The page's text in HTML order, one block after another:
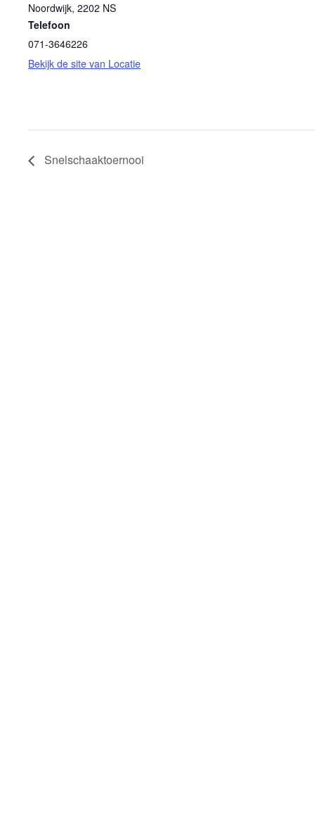
Noordwijk, 2202 NS
Telefoon
071-3646226
Bekijk de site van Locatie
Snelschaaktoernooi